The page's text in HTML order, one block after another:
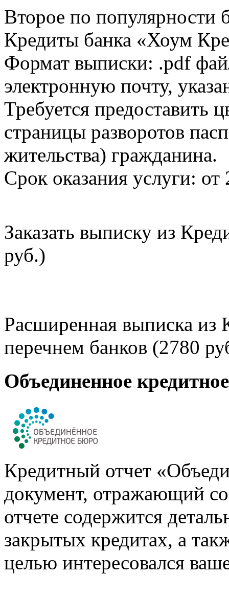
Второе по популярности
Кредиты банка «Хоум
Формат выписки: .pdf
электронную почту,
Требуется предоставить
страницы разворотов
жительства) гражданина.
Срок оказания услуги: от
Заказать выписку из
руб.)
Расширенная выписка из
перечнем банков (2780
Объединенное
Кредитный отчет
документ, отражающий
отчете содержится
закрытых кредитах, а
целью интересовался